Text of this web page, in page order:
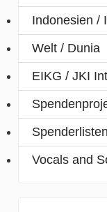
Indonesien /
Welt / Dunia
EIKG / JKI
Spenderlisten
Vocals and